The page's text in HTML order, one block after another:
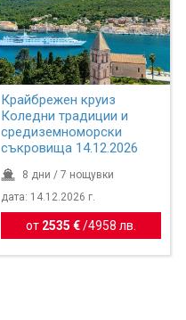
Крайбрежен круиз
Коледни традиции и
средиземноморски
съкровища 14.12.2026
8 дни / 7 нощувки
дата: 14.12.2026 г.
от 2535 €/4958 лв.